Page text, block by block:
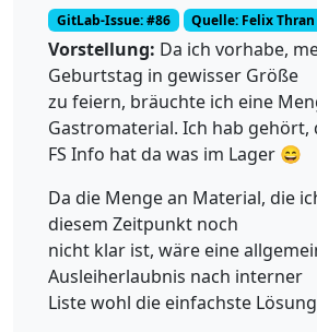
GitLab-Issue: #86 Quelle: Felix Thran
Vorstellung: Da ich vorhabe,
Geburtstag in gewisser Größe
zu feiern, bräuchte ich eine
Gastromaterial. Ich hab gehört,
FS Info hat da was im Lager 😄
Da die Menge an Material, die
diesem Zeitpunkt noch
nicht klar ist, wäre eine
Ausleiherlaubnis nach interner
Liste wohl die einfachste